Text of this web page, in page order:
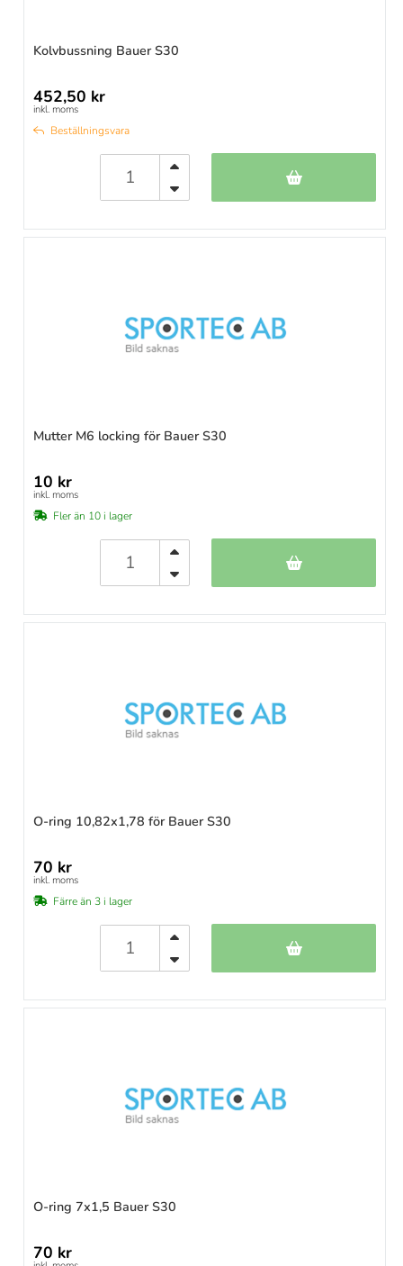
Kolvbussning Bauer S30
452,50 kr
inkl. moms
Beställningsvara
Mutter M6 locking för Bauer S30
10 kr
inkl. moms
Fler än 10 i lager
O-ring 10,82x1,78 för Bauer S30
70 kr
inkl. moms
Färre än 3 i lager
O-ring 7x1,5 Bauer S30
70 kr